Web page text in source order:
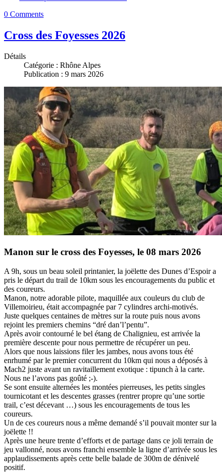
0 Comments
Cross des Foyesses 2026
Détails
Catégorie : Rhône Alpes
Publication : 9 mars 2026
Manon sur le cross des Foyesses, le 08 mars 2026
A 9h, sous un beau soleil printanier, la joëlette des Dunes d’Espoir a
pris le départ du trail de 10km sous les encouragements du public et
des coureurs.
Manon, notre adorable pilote, maquillée aux couleurs du club de
Villemoirieu, était accompagnée par 7 cylindres archi-motivés.
Juste quelques centaines de mètres sur la route puis nous avons
rejoint les premiers chemins “dré dan’l’pentu”.
Après avoir contourné le bel étang de Chalignieu, est arrivée la
première descente pour nous permettre de récupérer un peu.
Alors que nous laissions filer les jambes, nous avons tous été
enrhumé par le premier concurrent du 10km qui nous a déposés à
Mach2 juste avant un ravitaillement exotique : tipunch à la carte.
Nous ne l’avons pas goûté ;-).
Se sont ensuite alternées les montées pierreuses, les petits singles
tournicotant et les descentes grasses (rentrer propre qu’une sortie
trail, c’est décevant …) sous les encouragements de tous les
coureurs.
Un de ces coureurs nous a même demandé s’il pouvait monter sur la
joëlette !!
Après une heure trente d’efforts et de partage dans ce joli terrain de
jeu vallonné, nous avons franchi ensemble la ligne d’arrivée sous les
applaudissements après cette belle balade de 300m de dénivelé
positif.